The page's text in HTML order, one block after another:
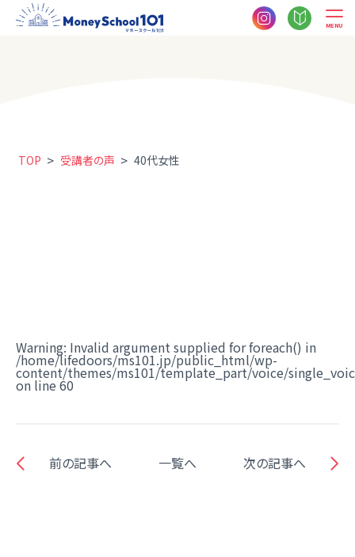
MENU
TOP > 受講者の声 > 40代女性
Warning: Invalid argument supplied for foreach() in
/home/lifedoors/ms101.jp/public_html/wp-
content/themes/ms101/template_part/voice/
on line 60
前の記事へ 一覧へ 次の記事へ